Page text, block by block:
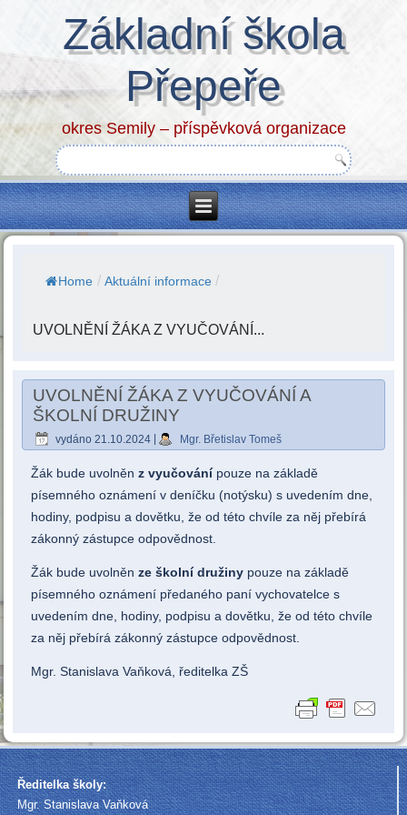
Základní škola
Přepeře
okres Semily – příspěvková organizace
Home / Aktuální informace /
UVOLNĚNÍ ŽÁKA Z VYUČOVÁNÍ...
UVOLNĚNÍ ŽÁKA Z VYUČOVÁNÍ A
ŠKOLNÍ DRUŽINY
vydáno 21.10.2024 Mgr. Břetislav Tomeš
Žák bude uvolněnz vyučovánípouze na základě
písemného oznámení v deníčku (notýsku) s uvedením dne,
hodiny, podpisu a dovětku, že od této chvíle za něj přebírá
zákonný zástupce odpovědnost.
Žák bude uvolněnze školní družiny pouze na základě
písemného oznámení předaného paní vychovatelce s
uvedením dne, hodiny, podpisu a dovětku, že od této chvíle
za něj přebírá zákonný zástupce odpovědnost.
Mgr. Stanislava Vaňková, ředitelka ZŠ
Ředitelka školy:
Mgr. Stanislava Vaňková